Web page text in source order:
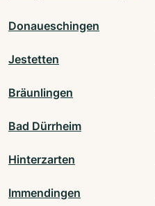
Donaueschingen
Jestetten
Bräunlingen
Bad Dürrheim
Hinterzarten
Immendingen